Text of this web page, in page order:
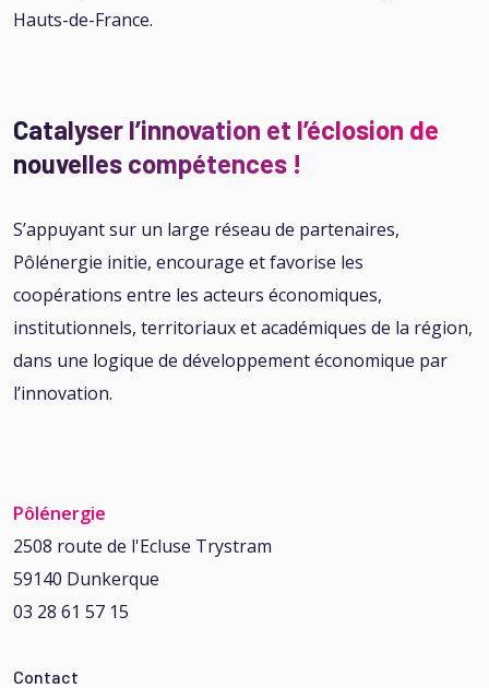
Hauts-de-France.
Catalyser l’innovation et l’éclosion de
nouvelles compétences !
S’appuyant sur un large réseau de partenaires,
Pôlénergie initie, encourage et favorise les
coopérations entre les acteurs économiques,
institutionnels, territoriaux et académiques de la région,
dans une logique de développement économique par
l’innovation.
Pôlénergie
2508 route de l'Ecluse Trystram
59140 Dunkerque
03 28 61 57 15
Contact